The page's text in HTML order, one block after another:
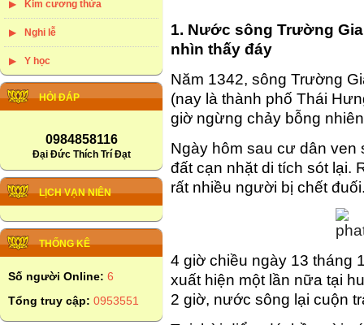
Kim cương thừa
Nghi lễ
Y học
HỎI ĐÁP
0984858116
Đại Đức Thích Trí Đạt
LỊCH VẠN NIÊN
THỐNG KÊ
Số người Online: 6
Tổng truy cập: 0953551
1. Nước sông Trường
nhìn thấy đáy
Năm 1342, sông Trường
(nay là thành phố Thái
giờ ngừng chảy bỗng
Ngày hôm sau cư dân ven
đất cạn nhặt di tích sót lại.
rất nhiều người bị chết
4 giờ chiều ngày 13 tháng
xuất hiện một lần nữa tại
2 giờ, nước sông lại cuộn